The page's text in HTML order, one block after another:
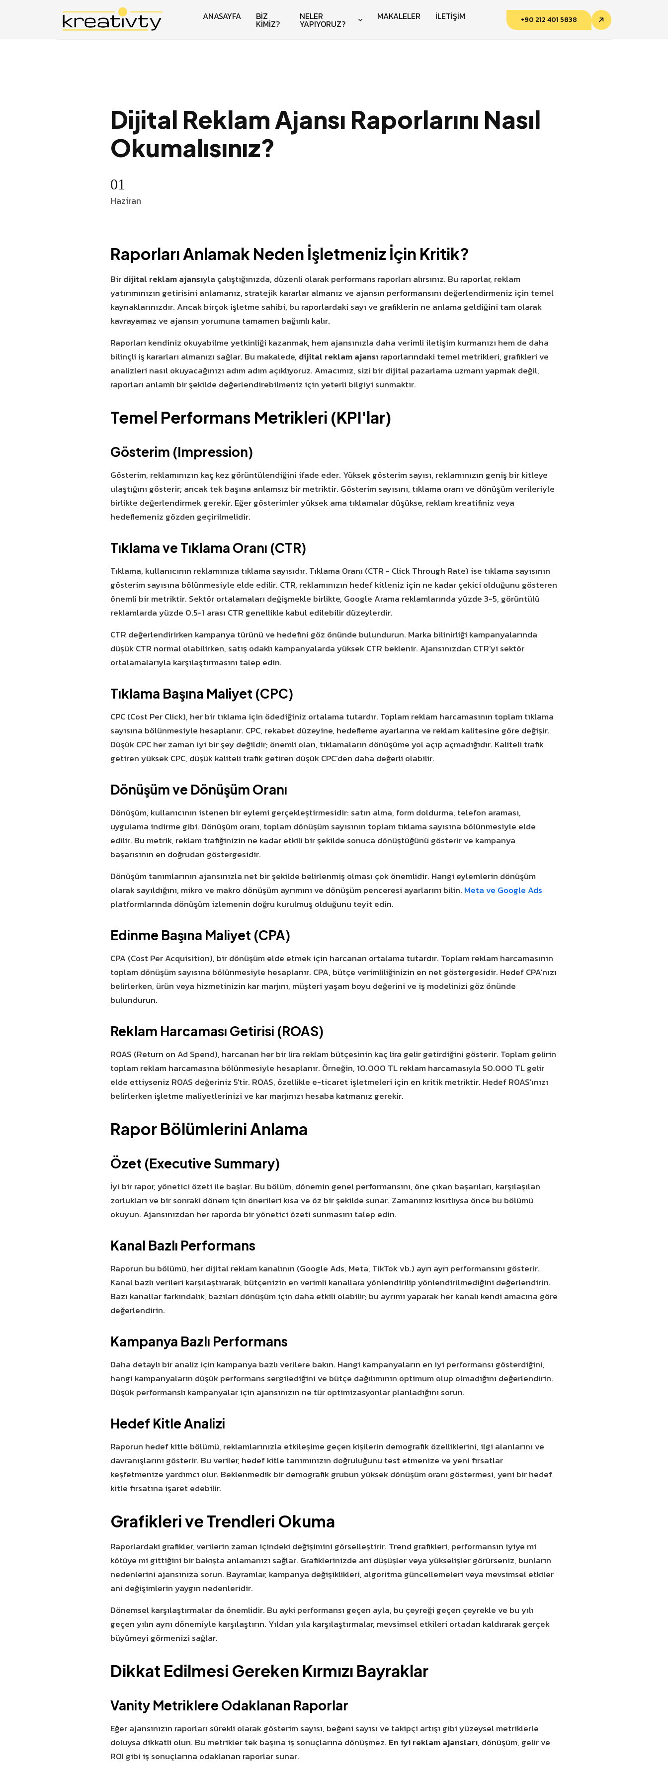
ANASAYFA BİZ
KİMİZ?
NELER
YAPIYORUZ?
MAKALELER İLETİŞİM +90 212 401 5838
Dijital Reklam Ajansı Raporlarını Nasıl
Okumalısınız?
01
Haziran
Raporları Anlamak Neden İşletmeniz İçin Kritik?
Birdijital reklam ajansıyla çalıştığınızda, düzenli olarak performans raporları alırsınız. Bu raporlar, reklam
yatırımınızın getirisini anlamanız, stratejik kararlar almanız ve ajansın performansını değerlendirmeniz için temel
kaynaklarınızdır. Ancak birçok işletme sahibi, bu raporlardaki sayı ve grafiklerin ne anlama geldiğini tam olarak
kavrayamaz ve ajansın yorumuna tamamen bağımlı kalır.
Raporları kendiniz okuyabilme yetkinliği kazanmak, hem ajansınızla daha verimli iletişim kurmanızı hem de daha
bilinçli iş kararları almanızı sağlar. Bu makalede, dijital reklam ajansıraporlarındaki temel metrikleri, grafikleri ve
analizleri nasıl okuyacağınızı adım adım açıklıyoruz. Amacımız, sizi bir dijital pazarlama uzmanı yapmak değil,
raporları anlamlı bir şekilde değerlendirebilmeniz için yeterli bilgiyi sunmaktır.
Temel Performans Metrikleri (KPI'lar)
Gösterim (Impression)
Gösterim, reklamınızın kaç kez görüntülendiğini ifade eder. Yüksek gösterim sayısı, reklamınızın geniş bir kitleye
ulaştığını gösterir; ancak tek başına anlamsız bir metriktir. Gösterim sayısını, tıklama oranı ve dönüşüm verileriyle
birlikte değerlendirmek gerekir. Eğer gösterimler yüksek ama tıklamalar düşükse, reklam kreatifiniz veya
hedeflemeniz gözden geçirilmelidir.
Tıklama ve Tıklama Oranı (CTR)
Tıklama, kullanıcının reklamınıza tıklama sayısıdır. Tıklama Oranı (CTR - Click Through Rate) ise tıklama sayısının
gösterim sayısına bölünmesiyle elde edilir. CTR, reklamınızın hedef kitleniz için ne kadar çekici olduğunu gösteren
önemli bir metriktir. Sektör ortalamaları değişmekle birlikte, Google Arama reklamlarında yüzde 3-5, görüntülü
reklamlarda yüzde 0.5-1 arası CTR genellikle kabul edilebilir düzeylerdir.
CTR değerlendirirken kampanya türünü ve hedefini göz önünde bulundurun. Marka bilinirliği kampanyalarında
düşük CTR normal olabilirken, satış odaklı kampanyalarda yüksek CTR beklenir. Ajansınızdan CTR'yi sektör
ortalamalarıyla karşılaştırmasını talep edin.
Tıklama Başına Maliyet (CPC)
CPC (Cost Per Click), her bir tıklama için ödediğiniz ortalama tutardır. Toplam reklam harcamasının toplam tıklama
sayısına bölünmesiyle hesaplanır. CPC, rekabet düzeyine, hedefleme ayarlarına ve reklam kalitesine göre değişir.
Düşük CPC her zaman iyi bir şey değildir; önemli olan, tıklamaların dönüşüme yol açıp açmadığıdır. Kaliteli trafik
getiren yüksek CPC, düşük kaliteli trafik getiren düşük CPC'den daha değerli olabilir.
Dönüşüm ve Dönüşüm Oranı
Dönüşüm, kullanıcının istenen bir eylemi gerçekleştirmesidir: satın alma, form doldurma, telefon araması,
uygulama indirme gibi. Dönüşüm oranı, toplam dönüşüm sayısının toplam tıklama sayısına bölünmesiyle elde
edilir. Bu metrik, reklam trafiğinizin ne kadar etkili bir şekilde sonuca dönüştüğünü gösterir ve kampanya
başarısının en doğrudan göstergesidir.
Dönüşüm tanımlarının ajansınızla net bir şekilde belirlenmiş olması çok önemlidir. Hangi eylemlerin dönüşüm
olarak sayıldığını, mikro ve makro dönüşüm ayrımını ve dönüşüm penceresi ayarlarını bilin. Meta ve Google Ads
platformlarında dönüşüm izlemenin doğru kurulmuş olduğunu teyit edin.
Edinme Başına Maliyet (CPA)
CPA (Cost Per Acquisition), bir dönüşüm elde etmek için harcanan ortalama tutardır. Toplam reklam harcamasının
toplam dönüşüm sayısına bölünmesiyle hesaplanır. CPA, bütçe verimliliğinizin en net göstergesidir. Hedef CPA'nızı
belirlerken, ürün veya hizmetinizin kar marjını, müşteri yaşam boyu değerini ve iş modelinizi göz önünde
bulundurun.
Reklam Harcaması Getirisi (ROAS)
ROAS (Return on Ad Spend), harcanan her bir lira reklam bütçesinin kaç lira gelir getirdiğini gösterir. Toplam gelirin
toplam reklam harcamasına bölünmesiyle hesaplanır. Örneğin, 10.000 TL reklam harcamasıyla 50.000 TL gelir
elde ettiyseniz ROAS değeriniz 5'tir. ROAS, özellikle e-ticaret işletmeleri için en kritik metriktir. Hedef ROAS'ınızı
belirlerken işletme maliyetlerinizi ve kar marjınızı hesaba katmanız gerekir.
Rapor Bölümlerini Anlama
Özet (Executive Summary)
İyi bir rapor, yönetici özeti ile başlar. Bu bölüm, dönemin genel performansını, öne çıkan başarıları, karşılaşılan
zorlukları ve bir sonraki dönem için önerileri kısa ve öz bir şekilde sunar. Zamanınız kısıtlıysa önce bu bölümü
okuyun. Ajansınızdan her raporda bir yönetici özeti sunmasını talep edin.
Kanal Bazlı Performans
Raporun bu bölümü, her dijital reklam kanalının (Google Ads, Meta, TikTok vb.) ayrı ayrı performansını gösterir.
Kanal bazlı verileri karşılaştırarak, bütçenizin en verimli kanallara yönlendirilip yönlendirilmediğini değerlendirin.
Bazı kanallar farkındalık, bazıları dönüşüm için daha etkili olabilir; bu ayrımı yaparak her kanalı kendi amacına göre
değerlendirin.
Kampanya Bazlı Performans
Daha detaylı bir analiz için kampanya bazlı verilere bakın. Hangi kampanyaların en iyi performansı gösterdiğini,
hangi kampanyaların düşük performans sergilediğini ve bütçe dağılımının optimum olup olmadığını değerlendirin.
Düşük performanslı kampanyalar için ajansınızın ne tür optimizasyonlar planladığını sorun.
Hedef Kitle Analizi
Raporun hedef kitle bölümü, reklamlarınızla etkileşime geçen kişilerin demografik özelliklerini, ilgi alanlarını ve
davranışlarını gösterir. Bu veriler, hedef kitle tanımınızın doğruluğunu test etmenize ve yeni fırsatlar
keşfetmenize yardımcı olur. Beklenmedik bir demografik grubun yüksek dönüşüm oranı göstermesi, yeni bir hedef
kitle fırsatına işaret edebilir.
Grafikleri ve Trendleri Okuma
Raporlardaki grafikler, verilerin zaman içindeki değişimini görselleştirir. Trend grafikleri, performansın iyiye mi
kötüye mi gittiğini bir bakışta anlamanızı sağlar. Grafiklerinizde ani düşüşler veya yükselişler görürseniz, bunların
nedenlerini ajansınıza sorun. Bayramlar, kampanya değişiklikleri, algoritma güncellemeleri veya mevsimsel etkiler
ani değişimlerin yaygın nedenleridir.
Dönemsel karşılaştırmalar da önemlidir. Bu ayki performansı geçen ayla, bu çeyreği geçen çeyrekle ve bu yılı
geçen yılın aynı dönemiyle karşılaştırın. Yıldan yıla karşılaştırmalar, mevsimsel etkileri ortadan kaldırarak gerçek
büyümeyi görmenizi sağlar.
Dikkat Edilmesi Gereken Kırmızı Bayraklar
Vanity Metriklere Odaklanan Raporlar
Eğer ajansınızın raporları sürekli olarak gösterim sayısı, beğeni sayısı ve takipçi artışı gibi yüzeysel metriklerle
doluysa dikkatli olun. Bu metrikler tek başına iş sonuçlarına dönüşmez. En iyi reklam ajansları, dönüşüm, gelir ve
ROI gibi iş sonuçlarına odaklanan raporlar sunar.